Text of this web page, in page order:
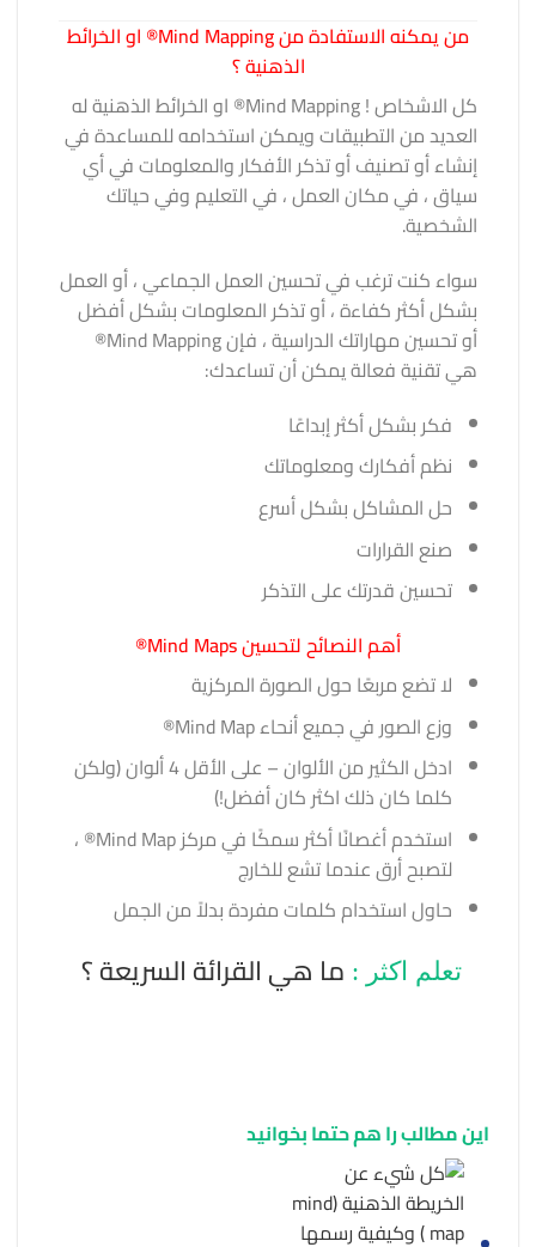
من يمكنه الاستفادة من Mind Mapping® او الخرائط
الذهنية ؟
كل الاشخاص ! Mind Mapping® او الخرائط الذهنية له
العديد من التطبيقات ويمكن استخدامه للمساعدة في
إنشاء أو تصنيف أو تذكر الأفكار والمعلومات في أي
سياق ، في مكان العمل ، في التعليم وفي حياتك
الشخصية.
سواء كنت ترغب في تحسين العمل الجماعي ، أو العمل
بشكل أكثر كفاءة ، أو تذكر المعلومات بشكل أفضل
أو تحسين مهاراتك الدراسية ، فإن Mind Mapping®
هي تقنية فعالة يمكن أن تساعدك:
فكر بشكل أكثر إبداعًا
نظم أفكارك ومعلوماتك
حل المشاكل بشكل أسرع
صنع القرارات
تحسين قدرتك على التذكر
أهم النصائح لتحسين Mind Maps®
لا تضع مربعًا حول الصورة المركزية
وزع الصور في جميع أنحاء Mind Map®
ادخل الكثير من الألوان – على الأقل 4 ألوان (ولكن
كلما كان ذلك اكثر كان أفضل!)
استخدم أغصانًا أكثر سمكًا في مركز Mind Map® ،
لتصبح أرق عندما تشع للخارج
حاول استخدام كلمات مفردة بدلاً من الجمل
تعلم اكثر : ما هي القرائة السريعة ؟
این مطالب را هم حتما بخوانید